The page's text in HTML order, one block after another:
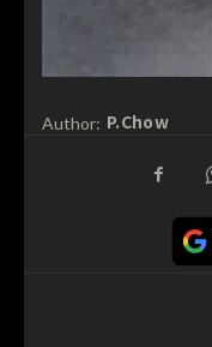
Author: P.Chow